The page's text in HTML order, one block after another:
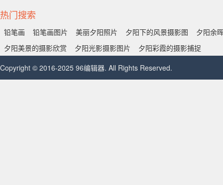
热门搜索
铅笔画 铅笔画图片 美丽夕阳照片 夕阳下的风景摄影图
夕阳余
夕阳美景的摄影欣赏
夕阳光影摄影图片
夕阳彩霞的摄影捕捉
Copyright © 2016-2025 96编辑器. All Rights Reserved.